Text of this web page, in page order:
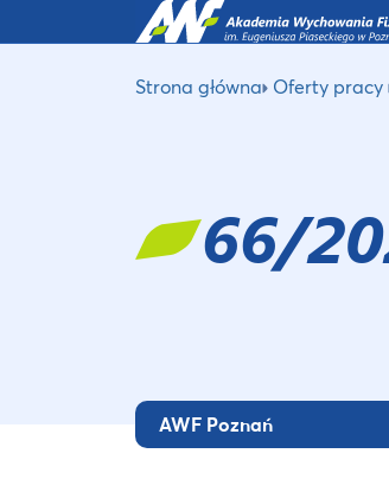
Strona główna Oferty pracy
66/
AWF Poznań